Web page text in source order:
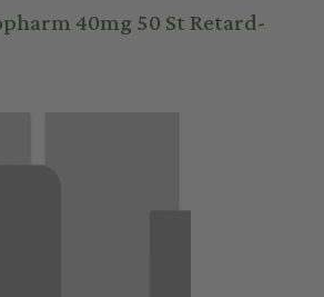
40mg 50 St Retard-